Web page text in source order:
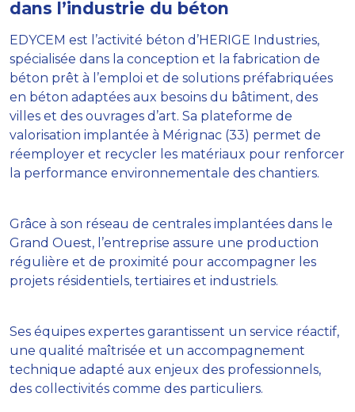
dans l’industrie du béton
EDYCEM est l’activité béton d’HERIGE Industries,
spécialisée dans la conception et la fabrication de
béton prêt à l’emploi et de solutions préfabriquées
en béton adaptées aux besoins du bâtiment, des
villes et des ouvrages d’art. Sa plateforme de
valorisation implantée à Mérignac (33) permet de
réemployer et recycler les matériaux pour renforcer
la performance environnementale des chantiers.
Grâce à son réseau de centrales implantées dans le
Grand Ouest, l’entreprise assure une production
régulière et de proximité pour accompagner les
projets résidentiels, tertiaires et industriels.
Ses équipes expertes garantissent un service réactif,
une qualité maîtrisée et un accompagnement
technique adapté aux enjeux des professionnels,
des collectivités comme des particuliers.